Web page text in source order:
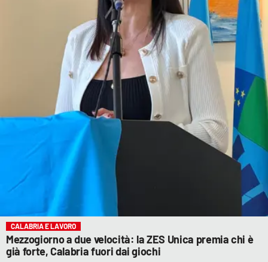
CALABRIA E LAVORO
Mezzogiorno a due velocità: la ZES Unica premia chi è
già forte, Calabria fuori dai giochi